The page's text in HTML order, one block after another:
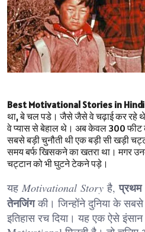
Best Motivational Stories in
था, बे चल पडे। जैसे जैसे वे चढ़ाई कर रहे
वे प्यास से बेहाल थे। अब केवल 300 फीट
सबसे बड़ी चुनौती थी एक बड़ी सी खड़ी
समय बर्फ खिसकने का खतरा था। मगर
चट्टान को भी घुटने टेकने पड़े।
यह Motivational Story है,प्रथम
तेनजिंगकी। जिन्होंने दुनिया के
इतिहास रच दिया। यह एक ऐसे